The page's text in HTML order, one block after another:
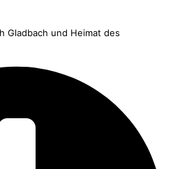
Gladbach und Heimat des